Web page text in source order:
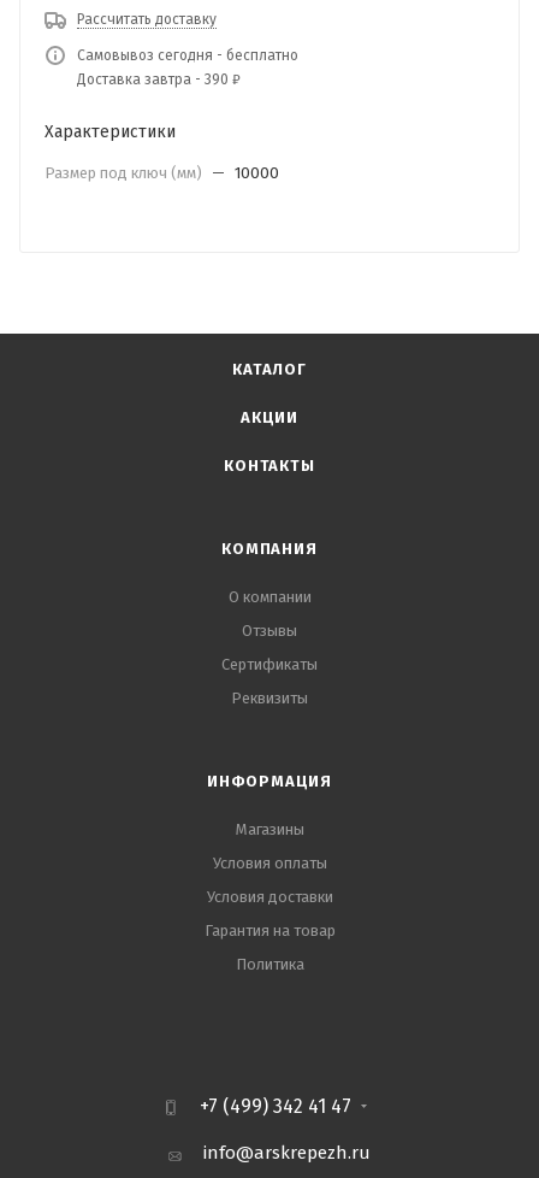
Рассчитать доставку
Самовывоз сегодня - бесплатно
Доставка завтра - 390 ₽
Характеристики
Размер под ключ (мм) — 10000
КАТАЛОГ
АКЦИИ
КОНТАКТЫ
КОМПАНИЯ
О компании
Отзывы
Сертификаты
Реквизиты
ИНФОРМАЦИЯ
Магазины
Условия оплаты
Условия доставки
Гарантия на товар
Политика
+7 (499) 342 41 47
info@arskrepezh.ru